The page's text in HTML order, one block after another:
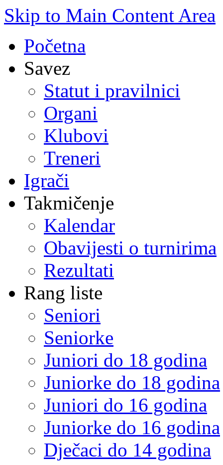
Skip to Main Content Area
Početna
Savez
Statut i pravilnici
Organi
Klubovi
Treneri
Igrači
Takmičenje
Kalendar
Obavijesti o turnirima
Rezultati
Rang liste
Seniori
Seniorke
Juniori do 18 godina
Juniorke do 18 godina
Juniori do 16 godina
Juniorke do 16 godina
Dječaci do 14 godina